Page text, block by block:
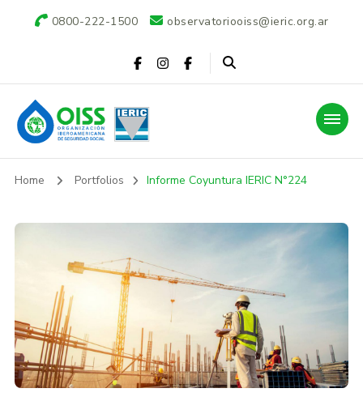
0800-222-1500 observatoriooiss@ieric.org.ar
Observatorio OISS-
IERIC
Home Portfolios Informe Coyuntura IERIC N°224